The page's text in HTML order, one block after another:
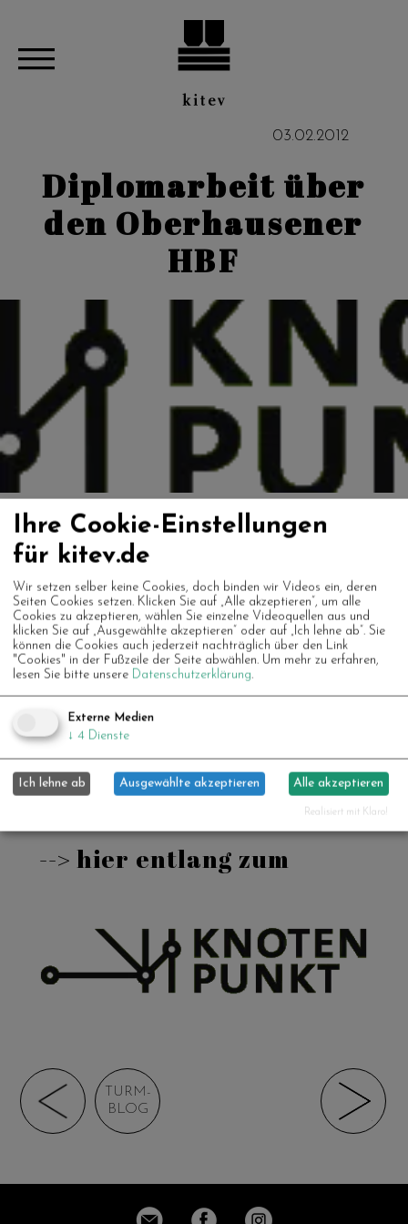
03.02.2012
Diplomarbeit über
den Oberhausener
HBF
von Thomas Cremers; UDK Berlin
Wir freuen uns nun hier die Diplomarbeit von
Thomas Cremers über den Oberhausener
Hauptbahnhof auszustellen zu können! Eine erste -
nicht virtuelle - Präsentation der Arbeit fand im
Rahmen der AusstellungLeerstand09im
Erdgeschoss des Bahnhofs statt. Sie lotet Ideen
2008, den Gedanken von RUHR.2010 auf die
--> hier entlang zum
TURM-
BLOG
Ihre Cookie-Einstellungen
für kitev.de
Wir setzen selber keine Cookies, doch binden wir Videos ein, deren
Seiten Cookies setzen. Klicken Sie auf „Alle akzeptieren“, um alle
Cookies zu akzeptieren, wählen Sie einzelne Videoquellen aus und
klicken Sie auf „Ausgewählte akzeptieren“ oder auf „Ich lehne ab“. Sie
können die Cookies auch jederzeit nachträglich über den Link
"Cookies" in der Fußzeile der Seite abwählen. Um mehr zu erfahren,
lesen Sie bitte unsere Datenschutzerklärung.
Externe Medien
↓ 4 Dienste
Ich lehne ab Ausgewählte akzeptieren Alle akzeptieren
Realisiert mit Klaro!